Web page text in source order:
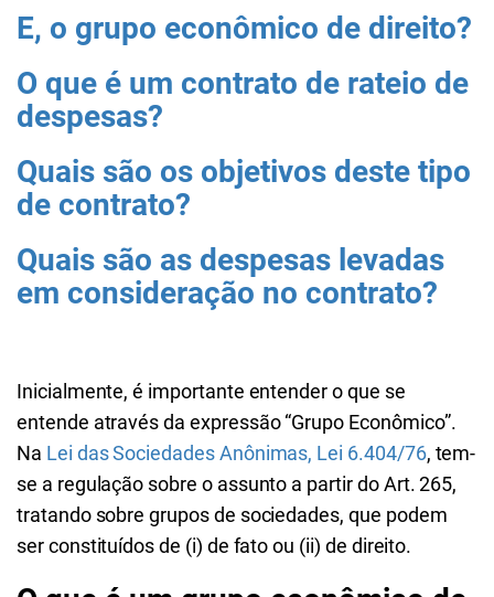
E, o grupo econômico de direito?
O que é um contrato de rateio de
despesas?
Quais são os objetivos deste tipo
de contrato?
Quais são as despesas levadas
em consideração no contrato?
Inicialmente, é importante entender o que se
entende através da expressão “Grupo Econômico”.
Na Lei das Sociedades Anônimas, Lei 6.404/76, tem-
se a regulação sobre o assunto a partir do Art. 265,
tratando sobre grupos de sociedades, que podem
ser constituídos de (i) de fato ou (ii) de direito.